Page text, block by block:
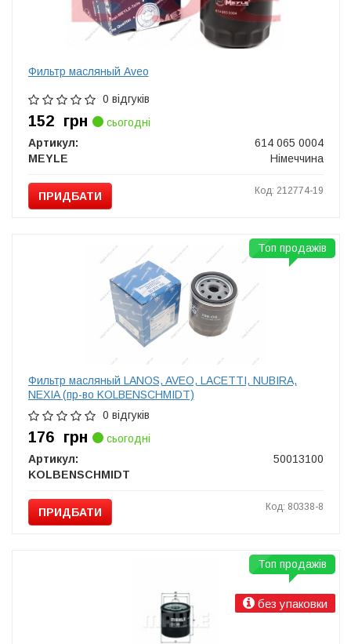
Фильтр масляный Aveo
0 відгуків
152 грн
сьогодні
Артикул:
614 065 0004
MEYLE
Німеччина
ПРИДБАТИ Код: 212774-19
Фильтр масляный LANOS, AVEO, LACETTI, NUBIRA,
NEXIA (пр-во KOLBENSCHMIDT)
0 відгуків
176 грн
сьогодні
Артикул:
50013100
KOLBENSCHMIDT
ПРИДБАТИ Код: 80338-8
Топ продажів
Топ продажів
без упаковки